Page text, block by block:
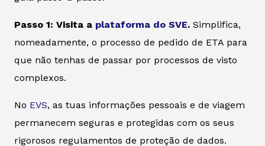
Passo 1: Visita a plataforma do SVE. Simplifica,
nomeadamente, o processo de pedido de ETA para
que não tenhas de passar por processos de visto
complexos.
No EVS, as tuas informações pessoais e de viagem
permanecem seguras e protegidas com os seus
rigorosos regulamentos de proteção de dados.